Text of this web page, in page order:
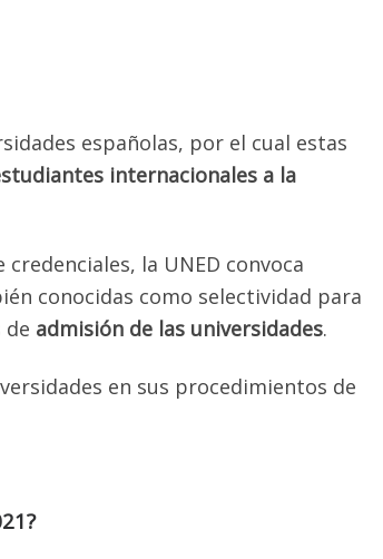
españolas, por el cual estas
internacionales a la
la UNED convoca
conocidas como selectividad para
admisión de las universidades.
en sus procedimientos de